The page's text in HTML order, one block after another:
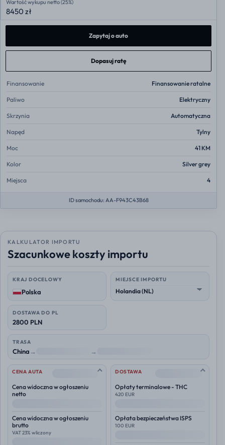
Wartość wykupu netto (25%)
8450 zł
Zapytaj o auto
Dopasuj ratę
Finansowanie Finansowanie ratalne
Paliwo Elektryczny
Skrzynia Automatyczna
Napęd Tylny
Moc 41 KM
Kolor Silver grey
Miejsca 4
ID samochodu: AA-F943C43B68
KALKULATOR IMPORTU
Szacunkowe koszty importu
KRAJ DOCELOWY
Polska
MIEJSCE IMPORTU
DOSTAWA DO PL
2800 PLN
TRASA
China→ →
CENA AUTA --
Cena widoczna w ogłoszeniu
netto
Cena widoczna w ogłoszeniu
brutto
VAT 23% wliczony
DOSTAWA --
Opłaty terminalowe - THC
420 EUR
Opłata bezpieczeństwa ISPS
100 EUR